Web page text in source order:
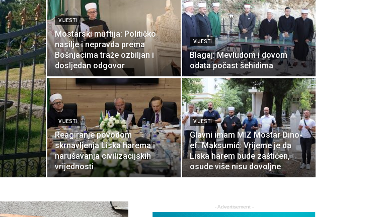
VIJESTI
Mostarski muftija: Političko
nasilje i nepravda prema
Bošnjacima traže ozbiljan i
dosljedan odgovor
VIJESTI
Blagaj: Mevludom i dovom
odata počast šehidima
VIJESTI
Reagiranje povodom
skrnavljenja Liska harema i
narušavanja civilizacijskih
vrijednosti
VIJESTI
Glavni imam MIZ Mostar Dino-
ef. Maksumić: Vrijeme je da
Liska harem bude zaštićen,
osude više nisu dovoljne
- Advertisement -